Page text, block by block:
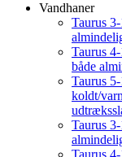
Vandhaner
Taurus
Taurus
både
Taurus
koldt/
Taurus